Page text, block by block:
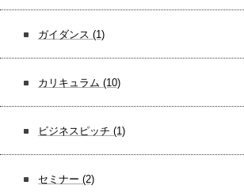
ガイダンス (1)
カリキュラム (10)
ビジネスピッチ (1)
セミナー (2)